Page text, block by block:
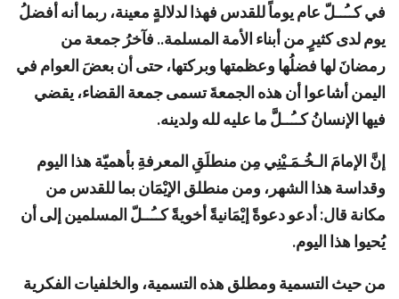
في كــُــلّ عام يوماً للقدس فهذا لدلالةٍ معينة، ربما أنه أفضلُ
يوم لدى كثيرٍ من أبناء الأمة المسلمة.. فآخرُ جمعة من
رمضانَ لها فضلُها وعظمتها وبركتها، حتى أن بعضَ العوام في
اليمن أشاعوا أن هذه الجمعةَ تسمى جمعة القضاء، يقضي
فيها الإنسانُ كــُــلَّ ما عليه لله ولدينه.
إنَّ الإمامَ الـخُـمَـيْنِي مِن منطلَقِ المعرفةِ بأهميّة هذا اليوم
وقداسة هذا الشهر، ومن منطلق الإيْمَان بما للقدس من
مكانة قال: أدعو دعوةً إيْمَانيةً أخويةً كــُــلّ المسلمين إلى أن
يُحيوا هذا اليوم.
من حيث التسمية ومطلق هذه التسمية، والخلفيات الفكرية